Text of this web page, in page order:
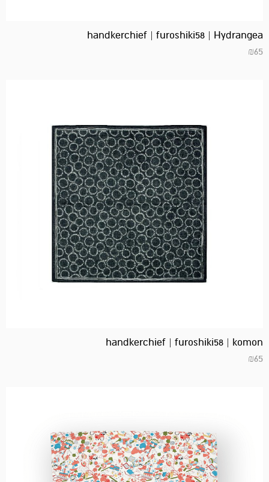
handkerchief | furoshiki58 | Hydrangea
₪65
handkerchief | furoshiki58 | komon
₪65